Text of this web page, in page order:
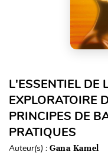
L'ESSENTIEL DE
EXPLORATOIRE
PRINCIPES DE
PRATIQUES
Auteur(s) : Gana Kamel